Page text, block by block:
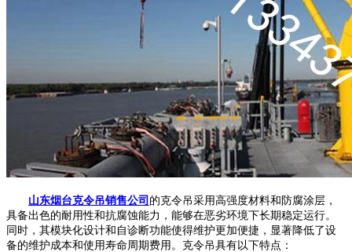
山东烟台克令吊销售公司 的克令吊采用高强度材料和防腐涂层，
具备出色的耐用性和抗腐蚀能力，能够在恶劣环境下长期稳定运行。
同时，其模块化设计和自诊断功能使得维护更加便捷，显著降低了设
备的维护成本和使用寿命周期费用。克令吊具有以下特点：